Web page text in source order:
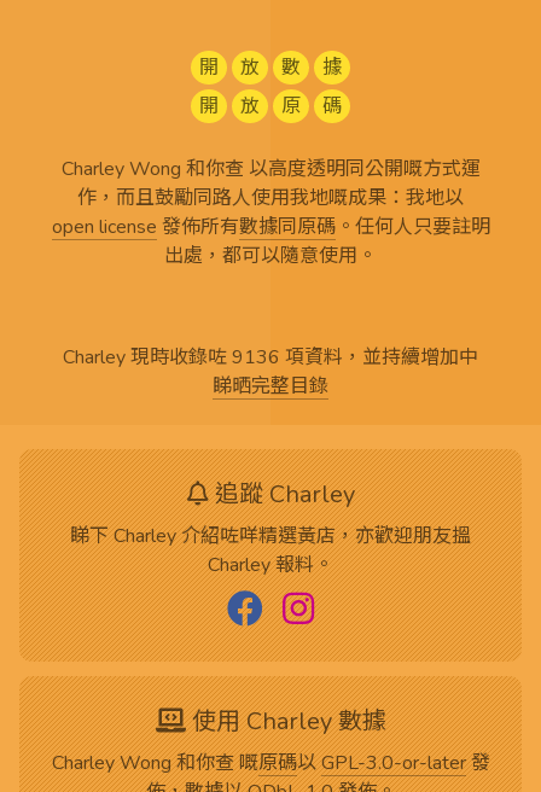
開 放 數
據
開
放 原 碼
Charley Wong 和你查 以高度透明同公開嘅方式運
作，而且鼓勵同路人使用我地嘅成果：我地以
open license 發佈所有數據同原碼。任何人只要註明
出處，都可以隨意使用。
Charley 現時收錄咗 9136 項資料，並持續增加中
睇晒完整目錄
追蹤 Charley
睇下 Charley 介紹咗咩精選黃店，亦歡迎朋友搵
Charley 報料。
使用 Charley 數據
Charley Wong 和你查 嘅原碼以GPL-3.0-or-later發